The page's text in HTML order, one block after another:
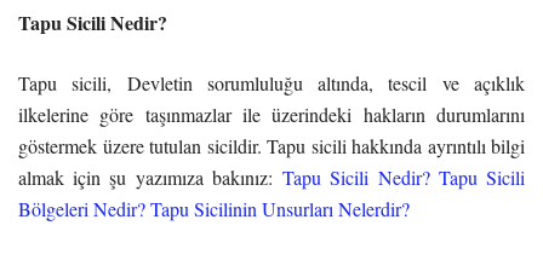
Tapu Sicili Nedir?
Tapu sicili, Devletin sorumluluğu altında, tescil ve açıklık
ilkelerine göre taşınmazlar ile üzerindeki hakların durumlarını
göstermek üzere tutulan sicildir. Tapu sicili hakkında ayrıntılı bilgi
almak için şu yazımıza bakınız:Tapu Sicili Nedir? Tapu Sicili
Bölgeleri Nedir? Tapu Sicilinin Unsurları Nelerdir?